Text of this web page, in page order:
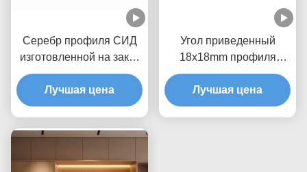
Серебр профиля СИД
изготовленной на заказ
длины 1m 2m 3m
угловой алюминиевый
утопил
Лучшая цена
Угол приведенный
18x18mm профиля
прокладки
алюминиевый 90 СИД
градусов профиля угла
Лучшая цена